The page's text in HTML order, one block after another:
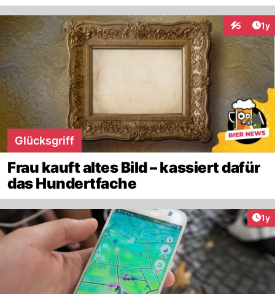
5 1y
Glücksgriff
Frau kauft altes Bild – kassiert dafür
das Hundertfache
1y